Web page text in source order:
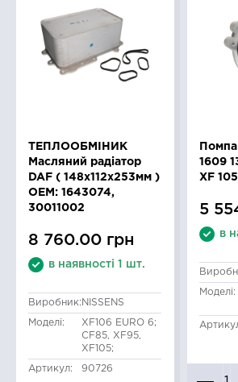
ТЕПЛООБМІНИК
Масляний радіатор
DAF ( 148x112x253мм )
OEM: 1643074,
30011002
8 760.00 грн
в наявності 1 шт.
Виробник: NISSENS
Моделі:
XF106 EURO 6;
CF85, XF95,
XF105;
Артикул: 90726
1609
XF
5
в
Моделі: